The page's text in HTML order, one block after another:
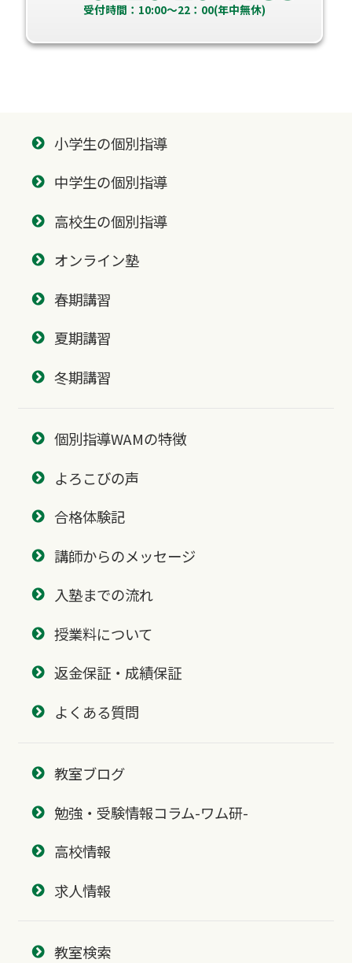
受付時間：10:00～22：00(年中無休)
小学生の個別指導
中学生の個別指導
高校生の個別指導
オンライン塾
春期講習
夏期講習
冬期講習
個別指導WAMの特徴
よろこびの声
合格体験記
講師からのメッセージ
入塾までの流れ
授業料について
返金保証・成績保証
よくある質問
教室ブログ
勉強・受験情報コラム-ワム研-
高校情報
求人情報
教室検索